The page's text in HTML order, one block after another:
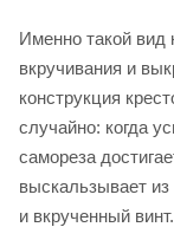
Именно такой вид
вкручивания и
конструкция
случайно: когда
самореза
выскальзывает
и вкрученный